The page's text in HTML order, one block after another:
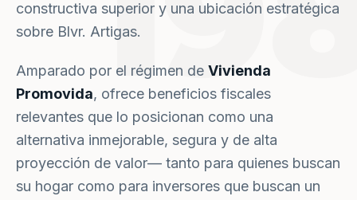
constructiva superior y una ubicación estratégica
sobre Blvr. Artigas.
Amparado por el régimen de Vivienda
Promovida, ofrece beneficios fiscales
relevantes que lo posicionan como una
alternativa inmejorable, segura y de alta
proyección de valor— tanto para quienes buscan
su hogar como para inversores que buscan un